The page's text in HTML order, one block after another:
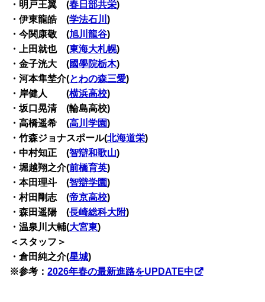
・明戸王翼 (春日部共栄)
・伊東龍皓 (学法石川)
・今関康敬 (旭川龍谷)
・上田就也 (東海大札幌)
・金子洸大 (國學院栃木)
・河本隼埜介(とわの森三愛)
・岸健人 (横浜高校)
・坂口晃清 (輪島高校)
・高橋遥希 (高川学園)
・竹森ジョナスポール(北海道栄)
・中村知正 (智辯和歌山)
・堀越翔之介(前橋育英)
・本田理斗 (智辯学園)
・村田剛志 (帝京高校)
・森田遥陽 (長崎総科大附)
・温泉川大輔(大宮東)
＜スタッフ＞
・倉田純之介(星城)
※参考：2026年春の最新進路をUPDATE中